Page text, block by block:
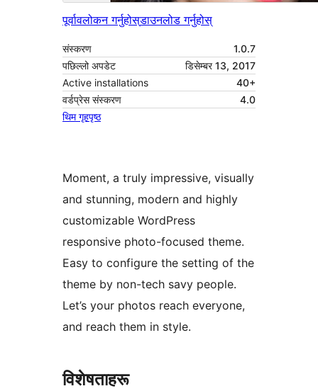
पूर्वावलोकन गर्नुहोस्डाउनलोड गर्नुहोस्
संस्करण
1.0.7
पछिल्लो अपडेट
डिसेम्बर 13, 2017
Active installations
40+
वर्डप्रेस संस्करण
4.0
थिम गृहपृष्ठ
Moment, a truly impressive, visually
and stunning, modern and highly
customizable WordPress
responsive photo-focused theme.
Easy to configure the setting of the
theme by non-tech savy people.
Let’s your photos reach everyone,
and reach them in style.
विशेषताहरू